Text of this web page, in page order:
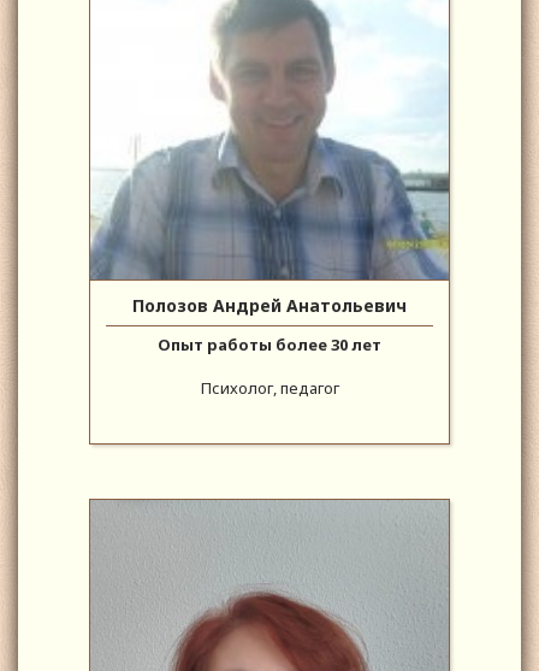
Полозов Андрей Анатольевич
Опыт работы более 30 лет
Психолог, педагог